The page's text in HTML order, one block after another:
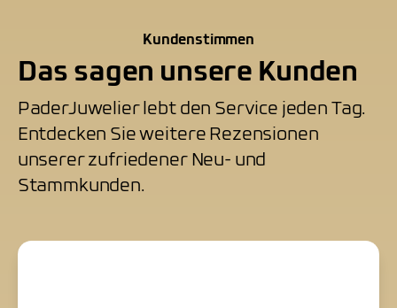
Kundenstimmen
Das sagen unsere Kunden
PaderJuwelier lebt den Service jeden Tag.
Entdecken Sie weitere Rezensionen
unserer zufriedener Neu- und
Stammkunden.